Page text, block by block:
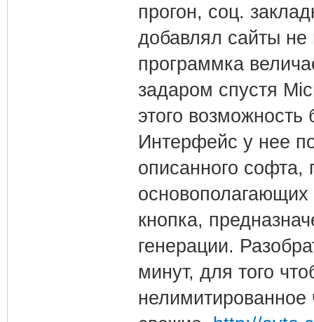
прогон, соц.
добавлял сайты
программка
задаром спустя
этого
Интерфейс у нее
описанного софта,
основополагающих
кнопка,
генерации.
минут, для того
нелимитированное